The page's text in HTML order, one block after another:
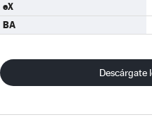
eX
BA
Descárgate